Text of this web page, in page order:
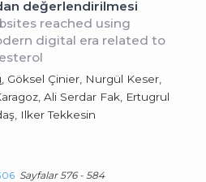
değerlendirilmesi
reached using
digital era related to
, Göksel Çinier, Nurgül Keser,
Ali Serdar Fak, Ertugrul
Ilker Tekkesin
Sayfalar 576 - 584